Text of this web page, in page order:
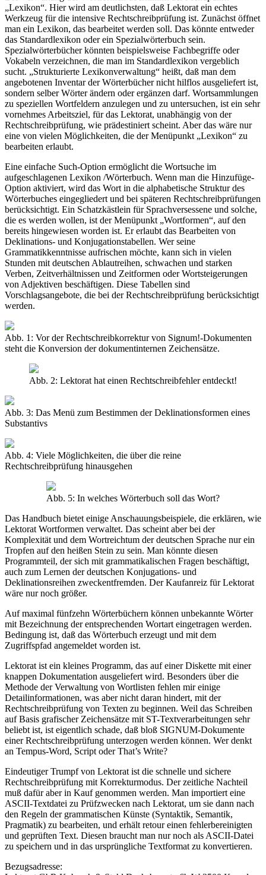
„Lexikon“. Hier wird am deutlichsten, daß Lektorat ein echtes
Werkzeug für die intensive Rechtschreibprüfung ist. Zunächst öffnet
man ein Lexikon, das bearbeitet werden soll. Das könnte entweder
das Standardlexikon oder ein Spezialwörterbuch sein.
Spezialwörterbücher könnten beispielsweise Fachbegriffe oder
Vokabeln verzeichnen, die man im Standardlexikon vergeblich
sucht. „Strukturierte Lexikonverwaltung“ heißt, daß man dem
angebotenen Inventar der Wörterbücher nicht hilflos ausgeliefert ist,
sondern selber Wörter ändern oder ergänzen darf. Wortsammlungen
zu speziellen Wortfeldern anzulegen und zu untersuchen, ist ein sehr
vornehmes Arbeitsziel, für das Lektorat, unabhängig von der
Rechtschreibprüfung, wie prädestiniert scheint. Aber das wäre nur
eine von vielen Möglichkeiten, die der Menüpunkt „Lexikon“ zu
bearbeiten erlaubt.
Eine einfache Such-Option ermöglicht die Wortsuche im
aufgeschlagenen Lexikon /Wörterbuch. Wenn man die Hinzufüge-
Option aktiviert, wird das Wort in die alphabetische Struktur des
Wörterbuches eingegliedert und bei späteren Rechtschreibprüfungen
berücksichtigt. Ein Schatzkästlein für Sprachversessene und solche,
die es werden wollen, ist der Menüpunkt „Wortformen“, auf den
bereits hingewiesen worden ist. Er erlaubt das Bearbeiten von
Deklinations- und Konjugationstabellen. Wer seine
Grammatikkenntnisse aufrischen möchte, kann sich in vielen
Stunden mit deutschen Ablautreihen, schwachen und starken
Verben, Zeitverhältnissen und Zeitformen oder Wortsteigerungen
von Adjektiven beschäftigen. Diese Tabellen sind
Vorschlagsangebote, die bei der Rechtschreibprüfung berücksichtigt
werden.
Abb. 1: Vor der Rechtschreibkorrektur von Signum!-Dokumenten
steht die Konversion der dokumentinternen Zeichensätze.
Abb. 2: Lektorat hat einen Rechtschreibfehler entdeckt!
Abb. 3: Das Menü zum Bestimmen der Deklinationsformen eines
Substantivs
Abb. 4: Viele Möglichkeiten, die über die reine
Rechtschreibprüfung hinausgehen
Abb. 5: In welches Wörterbuch soll das Wort?
Das Handbuch bietet einige Anschauungsbeispiele, die erklären, wie
Lektorat Wortformen verwaltet. Das scheint aber bei der
Komplexität und dem Wortreichtum der deutschen Sprache nur ein
Tropfen auf den heißen Stein zu sein. Man könnte diesen
Programmteil, der sich mit grammatikalischen Fragen beschäftigt,
auch zum Lernen der deutschen Konjugations- und
Deklinationsreihen zweckentfremden. Der Kaufanreiz für Lektorat
wäre nur noch größer.
Auf maximal fünfzehn Wörterbüchern können unbekannte Wörter
mit Bezeichnung der entsprechenden Wortart eingetragen werden.
Bedingung ist, daß das Wörterbuch erzeugt und mit dem
Zugriffspfad angemeldet worden ist.
Lektorat ist ein kleines Programm, das auf einer Diskette mit einer
knappen Dokumentation ausgeliefert wird. Besonders über die
Methode der Verwaltung von Wortlisten fehlen mir einige
Detailinformationen, was aber nicht daran hindert, mit der
Rechtschreibprüfung von Texten zu beginnen. Weil das Schreiben
auf Basis grafischer Zeichensätze mit ST-Textverarbeitungen sehr
beliebt ist, ist eigentlich schade, daß bloß SIGNUM-Dokumente
einer Rechtschreibprüfung unterzogen werden können. Wer denkt
an Tempus-Word, Script oder That’s Write?
Eindeutiger Trumpf von Lektorat ist die schnelle und sichere
Rechtschreibprüfung mit Korrekturmodus. Der zeitliche Nachteil
muß dafür aber in Kauf genommen werden. Man importiert eine
ASCII-Textdatei zu Prüfzwecken nach Lektorat, um sie dann nach
den Regeln der grammatischen Künste (Syntaktik, Semantik,
Pragmatik) zu bearbeiten, und erhält retour einen fehlerbereinigten
und geprüften Text. Diesen braucht man nur noch als ASCII-Datei
zu speichern und in das ursprüngliche Textformat zu konvertieren.
Bezugsadresse: